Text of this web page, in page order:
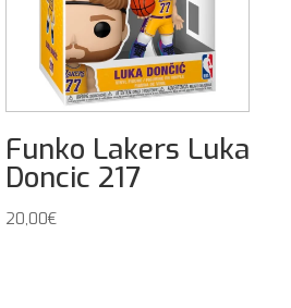
Funko Lakers Luka
Doncic 217
20,00€